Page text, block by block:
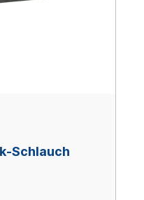
Schlauch